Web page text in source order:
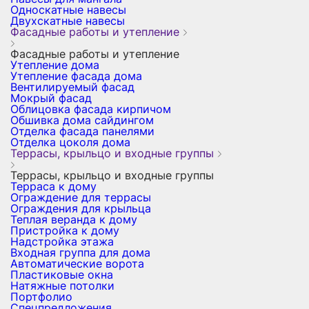
Односкатные навесы
Двухскатные навесы
Фасадные работы и утепление
Фасадные работы и утепление
Утепление дома
Утепление фасада дома
Вентилируемый фасад
Мокрый фасад
Облицовка фасада кирпичом
Обшивка дома сайдингом
Отделка фасада панелями
Отделка цоколя дома
Террасы, крыльцо и входные группы
Террасы, крыльцо и входные группы
Терраса к дому
Ограждение для террасы
Ограждения для крыльца
Теплая веранда к дому
Пристройка к дому
Надстройка этажа
Входная группа для дома
Автоматические ворота
Пластиковые окна
Натяжные потолки
Портфолио